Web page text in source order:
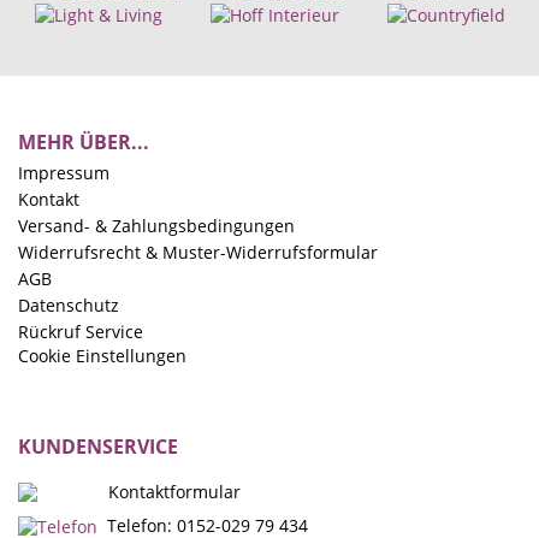
MEHR ÜBER...
Impressum
Kontakt
Versand- & Zahlungsbedingungen
Widerrufsrecht & Muster-Widerrufsformular
AGB
Datenschutz
Rückruf Service
Cookie Einstellungen
KUNDENSERVICE
Kontaktformular
Telefon: 0152-029 79 434